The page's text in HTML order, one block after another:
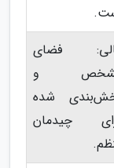
فضای
و
شده
چیدمان